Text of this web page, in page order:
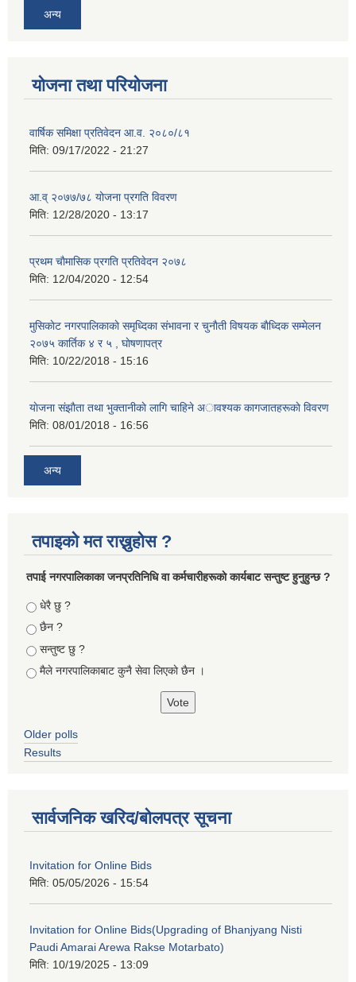
अन्य
योजना तथा परियोजना
वार्षिक समिक्षा प्रतिवेदन आ.व. २०८०/८१
मिति: 09/17/2022 - 21:27
आ.व् २०७७/७८ योजना प्रगति विवरण
मिति: 12/28/2020 - 13:17
प्रथम चाैमासिक प्रगति प्रतिवेदन २०७८
मिति: 12/04/2020 - 12:54
मुसिकाेट नगरपालिकाकाे समृध्दिका संभावना र चुनाैती विषयक बाैध्दिक सम्मेलन
२०७५ कार्तिक ४ र ५ , घाेषणापत्र
मिति: 10/22/2018 - 15:16
याेजना संझाैता तथा भुक्तानीकाे लागि चाहिने अावश्यक कागजातहरूकाे विवरण
मिति: 08/01/2018 - 16:56
अन्य
तपाइको मत राख्नुहोस ?
तपा‌ई नगरपालिकाका जनप्रतिनिधि वा कर्मचारीहरूकाे कार्यबाट सन्तुष्ट हुनुहुन्छ ?
Choices
धेरै छु ?
छैन ?
सन्तुष्ट छु ?
मैले नगरपालिकाबाट कुनै सेवा लिएकाे छैन ।
Older polls
Results
सार्वजनिक खरिद/बोलपत्र सूचना
Invitation for Online Bids
मिति: 05/05/2026 - 15:54
Invitation for Online Bids(Upgrading of Bhanjyang Nisti
Paudi Amarai Arewa Rakse Motarbato)
मिति: 10/19/2025 - 13:09